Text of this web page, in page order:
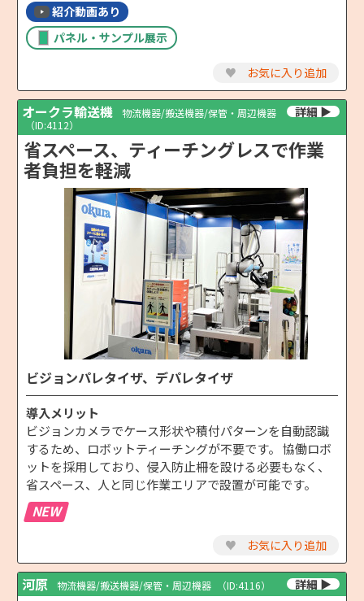
紹介動画あり
パネル・サンプル展示
♥ お気に入り追加
オークラ輸送機
物流機器/搬送機器/保管・周辺機器
（ID:4112）
省スペース、ティーチングレスで作業
者負担を軽減
ビジョンパレタイザ、デパレタイザ
導入メリット
ビジョンカメラでケース形状や積付パターンを自動認識
するため、ロボットティーチングが不要です。 協働ロボ
ットを採用しており、侵入防止柵を設ける必要もなく、
省スペース、人と同じ作業エリアで設置が可能です。
NEW
♥ お気に入り追加
河原 物流機器/搬送機器/保管・周辺機器 （ID:4116）